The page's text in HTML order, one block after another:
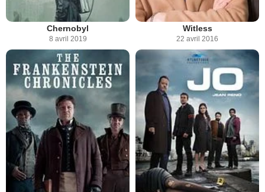
Chernobyl
8 avril 2019
Witless
22 avril 2016